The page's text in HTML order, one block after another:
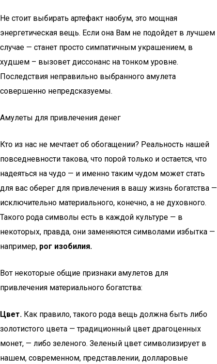
Не стоит выбирать артефакт наобум, это мощная
энергетическая вещь. Если она Вам не подойдет в лучшем
случае — станет просто симпатичным украшением, в
худшем – вызовет диссонанс на тонком уровне.
Последствия неправильно выбранного амулета
совершенно непредсказуемы.
Амулеты для привлечения денег
Кто из нас не мечтает об обогащении? Реальность нашей
повседневности такова, что порой только и остается, что
надеяться на чудо — и именно таким чудом может стать
для вас оберег для привлечения в вашу жизнь богатства —
исключительно материального, конечно, а не духовного.
Такого рода символы есть в каждой культуре — в
некоторых, правда, они заменяются символами избытка —
например, рог изобилия.
Вот некоторые общие признаки амулетов для
привлечения материального богатства:
Цвет. Как правило, такого рода вещь должна быть либо
золотистого цвета — традиционный цвет драгоценных
монет, — либо зеленого. Зеленый цвет символизирует в
нашем, современном, представлении, долларовые